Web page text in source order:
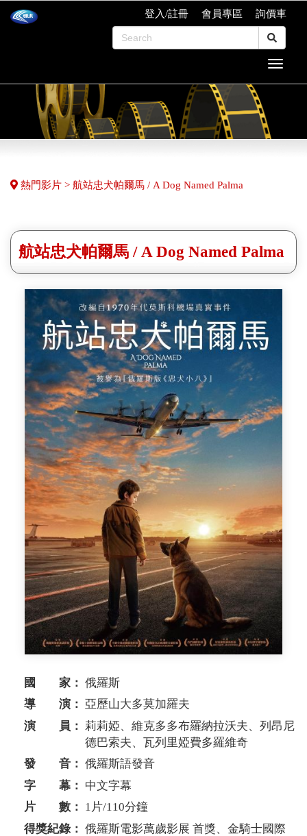
登入/註冊 會員專區 詢價車
熱門影片 > 航站忠犬帕爾馬 / A Dog Named Palma
航站忠犬帕爾馬 / A Dog Named Palma
國 家： 俄羅斯
導 演： 亞歷山大多莫加羅夫
演 員： 莉莉婭、維克多多布羅納拉沃夫、列昂尼
德巴索夫、瓦列里婭費多羅維奇
發 音： 俄羅斯語發音
字 幕： 中文字幕
片 數： 1片/110分鐘
得獎紀錄： 俄羅斯電影萬歲影展 首獎、金騎士國際